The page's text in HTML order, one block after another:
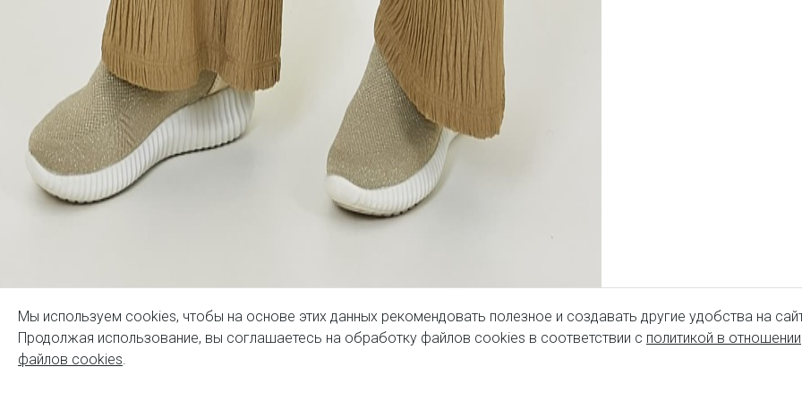
Мы используем cookies, чтобы на основе этих данных рекомендовать полезное и создавать другие удобства на
Продолжая использование, вы соглашаетесь на обработку файлов cookies в соответствии с политикой в отношении
файлов cookies.